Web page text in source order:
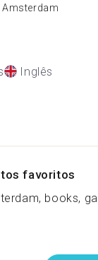
Amsterdam
Inglês
favoritos
books,